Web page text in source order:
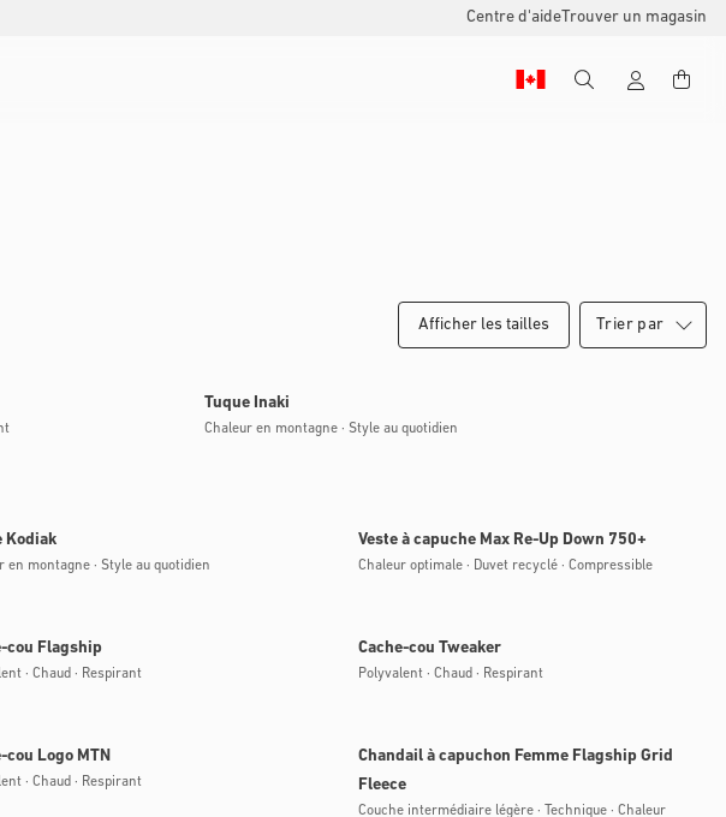
Centre d'aideTrouver un magasin
Afficher les tailles
Tuque Inaki
Chaleur en montagne · Style au quotidien
Kodiak
en montagne · Style au quotidien
Veste à capuche Max Re-Up Down 750+
Chaleur optimale · Duvet recyclé · Compressible
cou Flagship
· Chaud · Respirant
Cache-cou Tweaker
Polyvalent · Chaud · Respirant
cou Logo MTN
· Chaud · Respirant
Chandail à capuchon Femme Flagship Grid
Fleece
Couche intermédiaire légère · Technique · Chaleur